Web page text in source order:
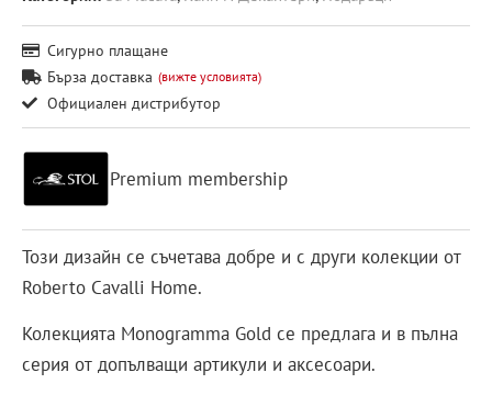
Сигурно плащане
Бърза доставка (вижте условията)
Официален дистрибутор
Premium membership
Този дизайн се съчетава добре и с други колекции от
Roberto Cavalli Home.
Колекцията Monogramma Gold се предлага и в пълна
серия от допълващи артикули и аксесоари.